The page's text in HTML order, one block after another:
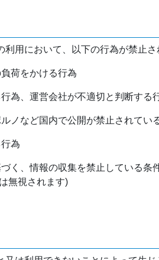
用において、以下の行為が禁止さ
荷をかける行為
為、運営会社が不適切と判断する
ノなど国内で公開が禁止されてい
為
く、情報の収集を禁止している条
無視されます)